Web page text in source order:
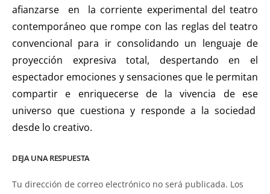
afianzarse en la corriente experimental del teatro
contemporáneo que rompe con las reglas del teatro
convencional para ir consolidando un lenguaje de
proyección expresiva total, despertando en el
espectador emociones y sensaciones que le permitan
compartir e enriquecerse de la vivencia de ese
universo que cuestiona y responde a la sociedad
desde lo creativo.
DEJA UNA RESPUESTA
Tu dirección de correo electrónico no será publicada. Los